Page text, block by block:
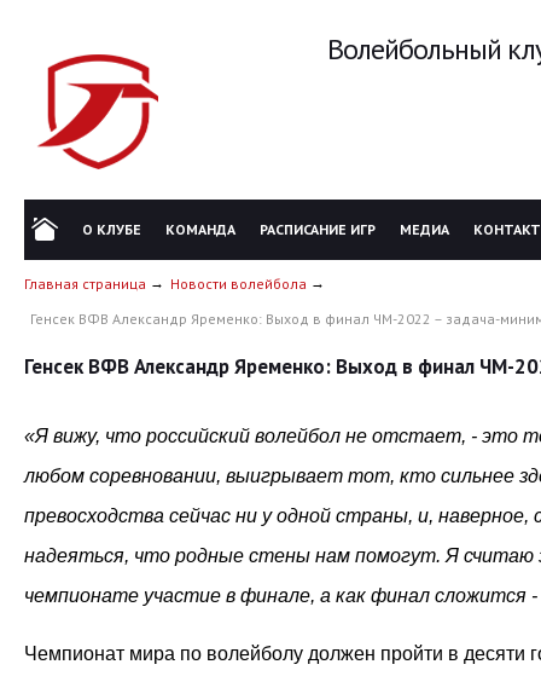
Волейбольный
О КЛУБЕ КОМАНДА РАСПИСАНИЕ ИГР МЕДИА
Главная страница
Новости волейбола
Генсек ВФВ Александр Яременко: Выход в финал ЧМ-2022 – задача-
Генсек ВФВ Александр Яременко: Выход в финал ЧМ-
«Я вижу, что российский волейбол не отстает, - это
любом соревновании, выигрывает тот, кто сильнее
превосходства сейчас ни у одной страны, и,
надеяться, что родные стены нам помогут. Я считаю
чемпионате участие в финале, а как финал сложится
Чемпионат мира по волейболу должен пройти в десяти